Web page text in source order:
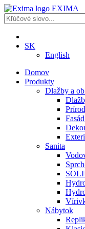
EXIMA
SK
English
Domov
Produkty
Dlažby a
Sanita
Nábytok